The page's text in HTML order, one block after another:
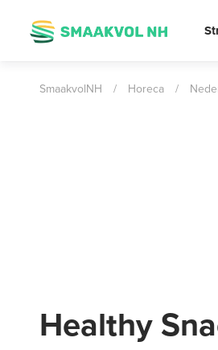
SmaakvolNH / Horeca /
Healthy